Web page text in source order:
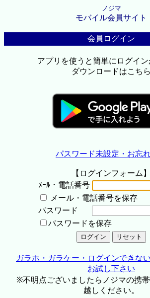
ノジマ
モバイル会員サイト
会員ログイン
アプリを使うと簡単にログイ
ダウンロードはこちら
パスワード未設定・お忘
【ログインフォーム】
ﾒｰﾙ・電話番号
メール・電話番号を保存
パスワード
パスワードを保存
ガラホ・ガラケー・ログインできな
お試し下さい
※不明点ございましたらノジマの携
越しください。